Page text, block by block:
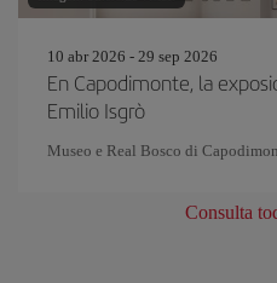
10 abr 2026 - 29 sep 2026
En Capodimonte, la
Emilio Isgrò
Museo e Real Bosco di
Consulta